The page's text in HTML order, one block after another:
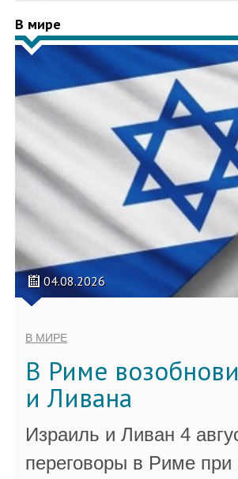
В мире
04.08.2026
В МИРЕ
В Риме
и Ливана
Израиль и Ливан 4
переговоры в Риме